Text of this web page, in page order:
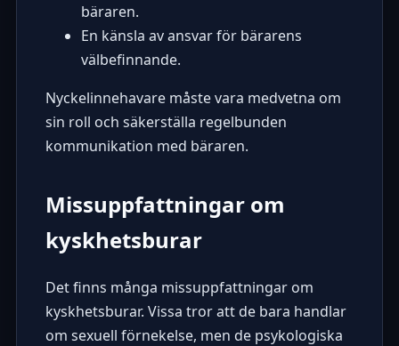
bäraren.
En känsla av ansvar för bärarens
välbefinnande.
Nyckelinnehavare måste vara medvetna om
sin roll och säkerställa regelbunden
kommunikation med bäraren.
Missuppfattningar om
kyskhetsburar
Det finns många missuppfattningar om
kyskhetsburar. Vissa tror att de bara handlar
om sexuell förnekelse, men de psykologiska